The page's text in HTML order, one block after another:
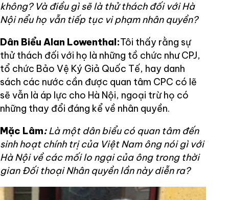
không? Và điều gì sẽ là thử thách đối với Hà
Nội nểu họ vẫn tiếp tục vi phạm nhân quyền?
Dân Biểu Alan Lowenthal:Tôi thấy rằng sự
thử thách đối với họ là những tồ chức như CPJ,
tổ chức Bảo Vệ Ký Giả Quốc Tế, hay danh
sách các nước cần được quan tâm CPC có lẽ
sẽ vẫn là áp lực cho Hà Nội, ngoại trừ họ có
những thay đổi đáng kể về nhân quyền.
Mặc Lâm: Là một dân biểu có quan tâm đến
sinh hoạt chính trị của Việt Nam ông nói gì với
Hà Nội về các mối lo ngại của ông trong thời
gian Đối thoại Nhân quyền lần này diễn ra?